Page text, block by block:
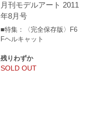
月刊モデルアート 2011
年8月号
■特集：〈完全保存版〉F6
Fヘルキャット
残りわずか
SOLD OUT